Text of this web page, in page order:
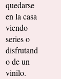
quedarse
en la casa
viendo
series o
disfrutand
o de un
vinilo.